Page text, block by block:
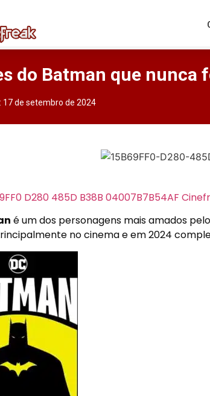
do Batman que nunca
17 de setembro de 2024
é um dos personagens mais amados
no cinema e em 2024